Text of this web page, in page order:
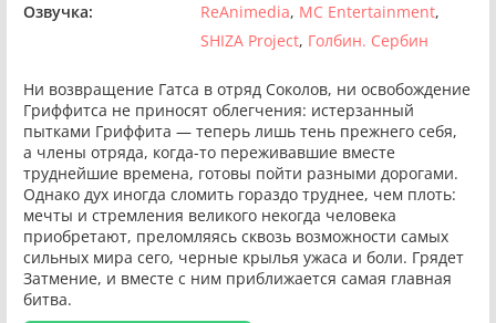
Озвучка:
ReAnimedia MC Entertainment
SHIZA Project Голбин. Сербин
Ни возвращение Гатса в отряд Соколов, ни освобождение
Гриффитса не приносят облегчения: истерзанный
пытками Гриффита — теперь лишь тень прежнего себя,
а члены отряда, когда-то переживавшие вместе
труднейшие времена, готовы пойти разными дорогами.
Однако дух иногда сломить гораздо труднее, чем плоть:
мечты и стремления великого некогда человека
приобретают, преломляясь сквозь возможности самых
сильных мира сего, черные крылья ужаса и боли. Грядет
Затмение, и вместе с ним приближается самая главная
битва.